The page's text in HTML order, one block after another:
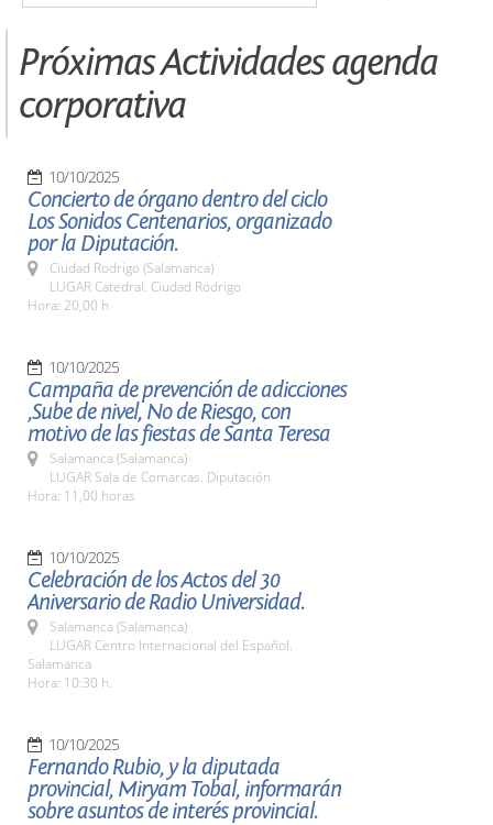
Próximas Actividades agenda
corporativa
10/10/2025
Concierto de órgano dentro del ciclo
Los Sonidos Centenarios, organizado
por la Diputación.
Ciudad Rodrigo (Salamanca)
LUGAR Catedral. Ciudad Rodrigo
Hora: 20,00 h
10/10/2025
Campaña de prevención de adicciones
,Sube de nivel, No de Riesgo, con
motivo de las fiestas de Santa Teresa
Salamanca (Salamanca)
LUGAR Sala de Comarcas. Diputación
Hora: 11,00 horas
10/10/2025
Celebración de los Actos del 30
Aniversario de Radio Universidad.
Salamanca (Salamanca)
LUGAR Centro Internacional del Español.
Salamanca
Hora: 10:30 h.
10/10/2025
Fernando Rubio, y la diputada
provincial, Miryam Tobal, informarán
sobre asuntos de interés provincial.